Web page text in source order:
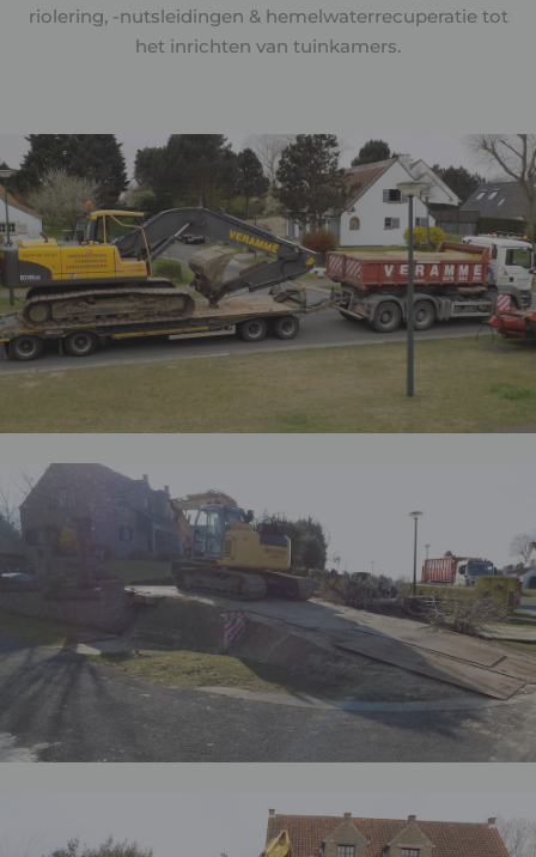
riolering, -nutsleidingen & hemelwaterrecuperatie tot
het inrichten van tuinkamers.